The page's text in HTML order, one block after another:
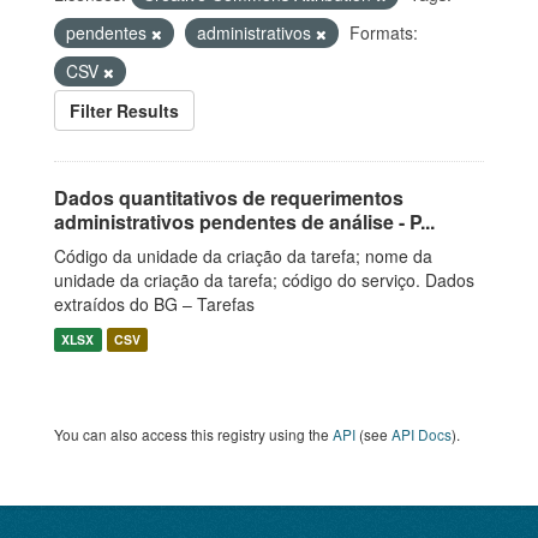
pendentes
administrativos
Formats:
CSV
Filter Results
Dados quantitativos de requerimentos
administrativos pendentes de análise - P...
Código da unidade da criação da tarefa; nome da
unidade da criação da tarefa; código do serviço. Dados
extraídos do BG – Tarefas
XLSX CSV
You can also access this registry using the API (see API Docs).